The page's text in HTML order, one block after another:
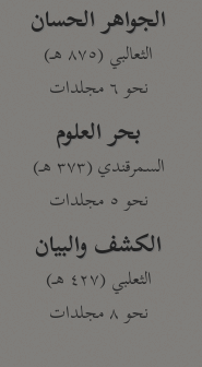
الجواهر الحسان
الثعالبي (٨٧٥ هـ)
نحو ٦ مجلدات
بحر العلوم
السمرقندي (٣٧٣ هـ)
نحو ٥ مجلدات
الكشف والبيان
الثعلبي (٤٢٧ هـ)
نحو ٨ مجلدات